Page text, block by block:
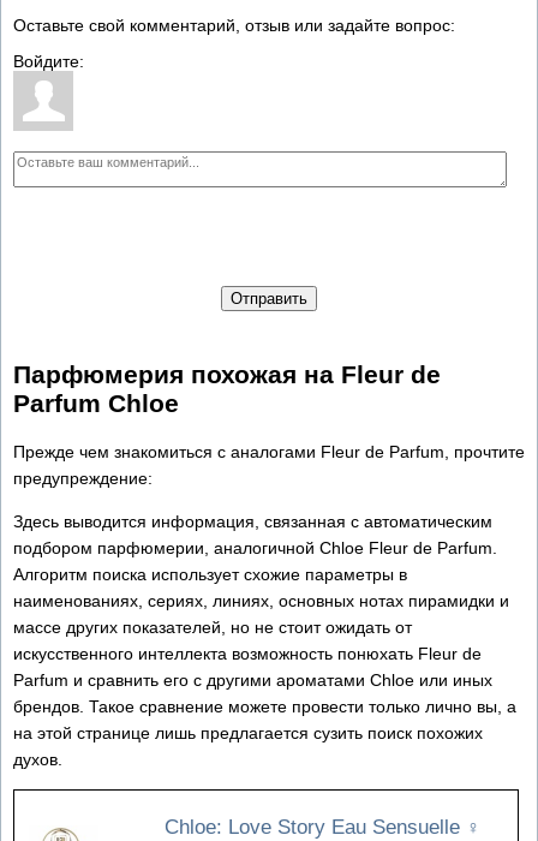
Оставьте свой комментарий, отзыв или задайте вопрос:
Войдите:
Отправить
Парфюмерия похожая на Fleur de
Parfum Chloe
Прежде чем знакомиться с аналогами Fleur de Parfum, прочтите
предупреждение:
Здесь выводится информация, связанная с автоматическим
подбором парфюмерии, аналогичной Chloe Fleur de Parfum.
Алгоритм поиска использует схожие параметры в
наименованиях, сериях, линиях, основных нотах пирамидки и
массе других показателей, но не стоит ожидать от
искусственного интеллекта возможность понюхать Fleur de
Parfum и сравнить его с другими ароматами Chloe или иных
брендов. Такое сравнение можете провести только лично вы, а
на этой странице лишь предлагается сузить поиск похожих
духов.
Chloe: Love Story Eau Sensuelle ♀